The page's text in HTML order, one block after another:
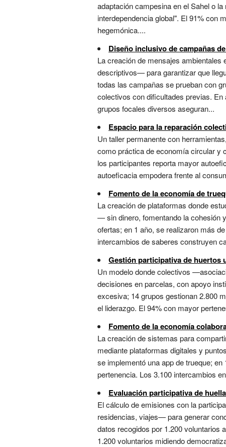
adaptación campesina en el Sahel o
interdependencia global". El 91% con
hegemónica....
Diseño inclusivo de campañas
La creación de mensajes
descriptivos— para garantizar que
todas las campañas se prueban con
colectivos con dificultades previas.
grupos focales diversos aseguran...
Espacio para la reparación
Un taller permanente con
como práctica de economía circular y
los participantes reporta mayor
autoeficacia empodera frente al
Fomento de la economía de
La creación de plataformas donde
— sin dinero, fomentando la cohesión
ofertas; en 1 año, se realizaron más
intercambios de saberes construyen
Gestión participativa de huertos
Un modelo donde colectivos
decisiones en parcelas, con apoyo
excesiva; 14 grupos gestionan 2.800
el liderazgo. El 94% con mayor
Fomento de la economía
La creación de sistemas para
mediante plataformas digitales y
se implementó una app de trueque;
pertenencia. Los 3.100 intercambios
Evaluación participativa de
El cálculo de emisiones con la
residencias, viajes— para generar
datos recogidos por 1.200 voluntarios
1.200 voluntarios midiendo